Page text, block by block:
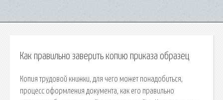
Как правильно заверить копию приказа образец
Копия трудовой книжки, для чего может понадобиться,
процесс оформления документа, как его правильно